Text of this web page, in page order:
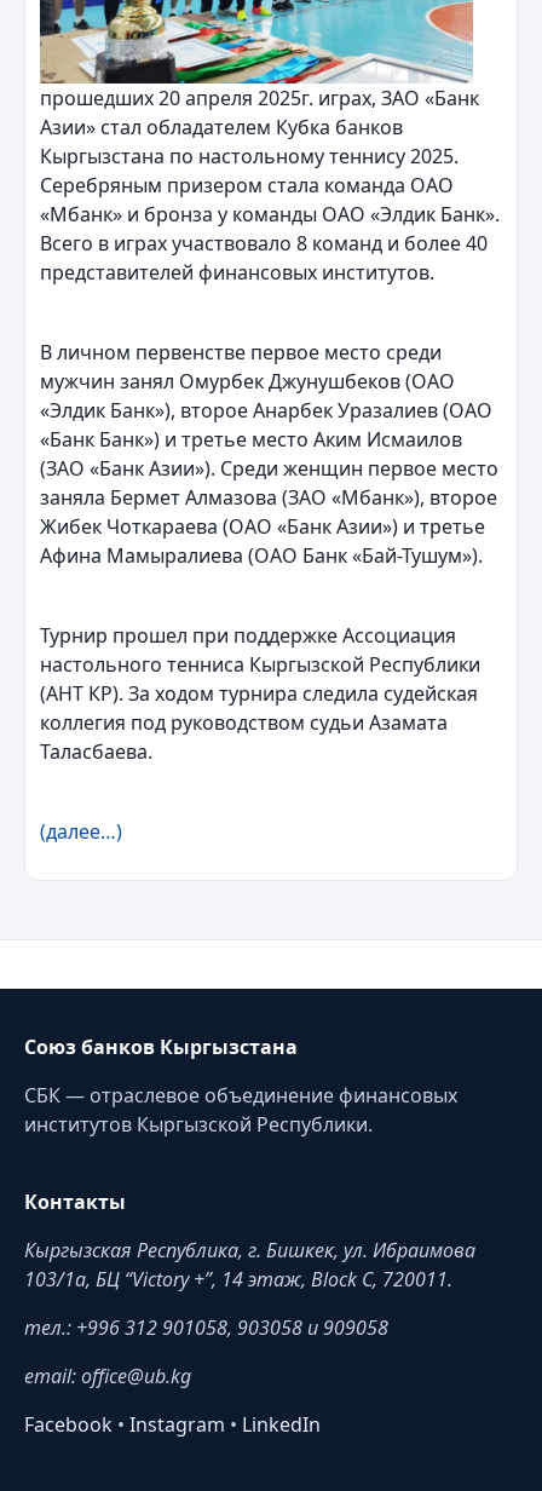
прошедших 20 апреля 2025г. играх, ЗАО «Банк
Азии» стал обладателем Кубка банков
Кыргызстана по настольному теннису 2025.
Серебряным призером стала команда ОАО
«Мбанк» и бронза у команды ОАО «Элдик Банк».
Всего в играх участвовало 8 команд и более 40
представителей финансовых институтов.
В личном первенстве первое место среди
мужчин занял Омурбек Джунушбеков (ОАО
«Элдик Банк»), второе Анарбек Уразалиев (ОАО
«Банк Банк») и третье место Аким Исмаилов
(ЗАО «Банк Азии»). Среди женщин первое место
заняла Бермет Алмазова (ЗАО «Мбанк»), второе
Жибек Чоткараева (ОАО «Банк Азии») и третье
Афина Мамыралиева (ОАО Банк «Бай-Тушум»).
Турнир прошел при поддержке Ассоциация
настольного тенниса Кыргызской Республики
(АНТ КР). За ходом турнира следила судейская
коллегия под руководством судьи Азамата
Таласбаева.
(далее…)
Союз банков Кыргызстана
СБК — отраслевое объединение финансовых
институтов Кыргызской Республики.
Контакты
Кыргызская Республика, г. Бишкек, ул. Ибраимова
103/1a, БЦ “Victory +”, 14 этаж, Block C, 720011.
тел.: +996 312 901058, 903058 и 909058
email: office@ub.kg
Facebook • Instagram • LinkedIn